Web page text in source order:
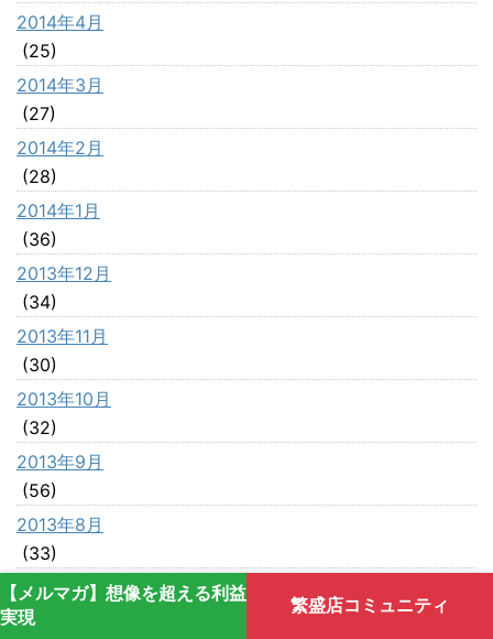
【メルマガ】想像を超える利益
実現
繁盛店コミュニティ
2014年4月
(25)
2014年3月
(27)
2014年2月
(28)
2014年1月
(36)
2013年12月
(34)
2013年11月
(30)
2013年10月
(32)
2013年9月
(56)
2013年8月
(33)
2013年7月
(42)